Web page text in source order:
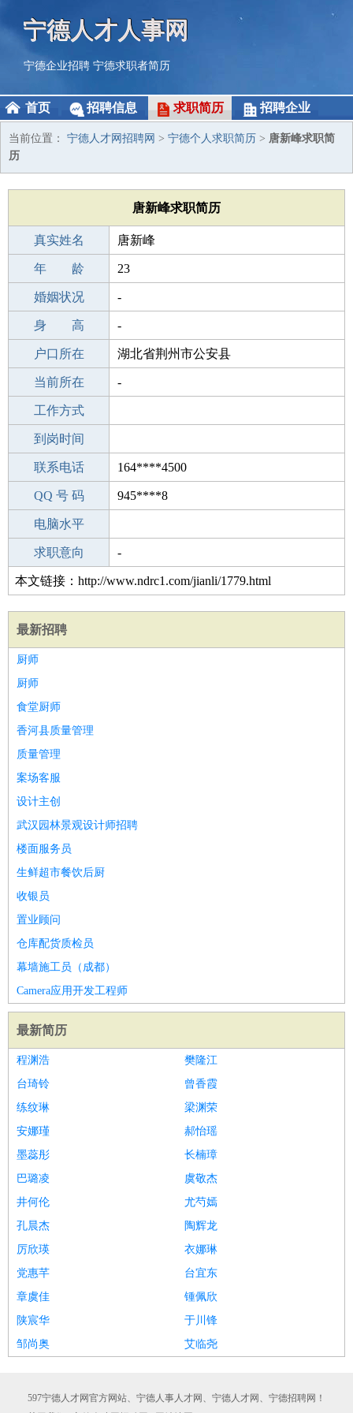
宁德人才人事网
宁德企业招聘 宁德求职者简历
首页 招聘信息 求职简历 招聘企业
当前位置： 宁德人才网招聘网 > 宁德个人求职简历 > 唐新峰求职简
历
唐新峰求职简历
真实姓名 唐新峰
性 别 男
年 龄 23
出生年月 2003-03-11
婚姻状况 -
学 历 本科
身 高 -
毕业学校 本科
户口所在 湖北省荆州市公安县
所学专业 -
当前所在 -
工作经验
工作方式
驾 照
到岗时间
期望月薪
联系电话 164****4500
手机号码 164****4500
QQ 号 码 945****8
微信号码
电脑水平
外语水平
求职意向 -
本文链接：http://www.ndrc1.com/jianli/1779.html
最新招聘
厨师
厨师
食堂厨师
香河县质量管理
质量管理
案场客服
设计主创
武汉园林景观设计师招聘
楼面服务员
生鲜超市餐饮后厨
收银员
置业顾问
仓库配货质检员
幕墙施工员（成都）
Camera应用开发工程师
最新简历
程渊浩
樊隆江
台琦铃
曾香霞
练纹琳
梁渊荣
安娜瑾
郝怡瑶
墨蕊彤
长楠璋
巴璐凌
虞敬杰
井何伦
尤芍嫣
孔晨杰
陶辉龙
厉欣瑛
衣娜琳
党惠芊
台宜东
章虞佳
锺佩欣
陕宸华
于川锋
邹尚奥
艾临尧
597宁德人才网官方网站、宁德人事人才网、宁德人才网、宁德招聘网！